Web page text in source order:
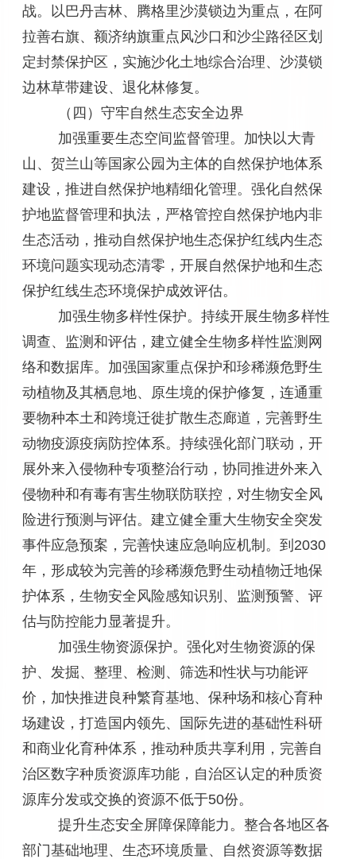
战。以巴丹吉林、腾格里沙漠锁边为重点，在阿
拉善右旗、额济纳旗重点风沙口和沙尘路径区划
定封禁保护区，实施沙化土地综合治理、沙漠锁
边林草带建设、退化林修复。
（四）守牢自然生态安全边界
加强重要生态空间监督管理。加快以大青
山、贺兰山等国家公园为主体的自然保护地体系
建设，推进自然保护地精细化管理。强化自然保
护地监督管理和执法，严格管控自然保护地内非
生态活动，推动自然保护地生态保护红线内生态
环境问题实现动态清零，开展自然保护地和生态
保护红线生态环境保护成效评估。
加强生物多样性保护。持续开展生物多样性
调查、监测和评估，建立健全生物多样性监测网
络和数据库。加强国家重点保护和珍稀濒危野生
动植物及其栖息地、原生境的保护修复，连通重
要物种本土和跨境迁徙扩散生态廊道，完善野生
动物疫源疫病防控体系。持续强化部门联动，开
展外来入侵物种专项整治行动，协同推进外来入
侵物种和有毒有害生物联防联控，对生物安全风
险进行预测与评估。建立健全重大生物安全突发
事件应急预案，完善快速应急响应机制。到2030
年，形成较为完善的珍稀濒危野生动植物迁地保
护体系，生物安全风险感知识别、监测预警、评
估与防控能力显著提升。
加强生物资源保护。强化对生物资源的保
护、发掘、整理、检测、筛选和性状与功能评
价，加快推进良种繁育基地、保种场和核心育种
场建设，打造国内领先、国际先进的基础性科研
和商业化育种体系，推动种质共享利用，完善自
治区数字种质资源库功能，自治区认定的种质资
源库分发或交换的资源不低于50份。
提升生态安全屏障保障能力。整合各地区各
部门基础地理、生态环境质量、自然资源等数据